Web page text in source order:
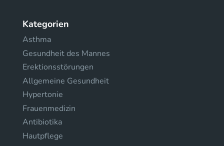
Kategorien
Asthma
Gesundheit des Mannes
Erektionsstörungen
Allgemeine Gesundheit
Hypertonie
Frauenmedizin
Antibiotika
Hautpflege